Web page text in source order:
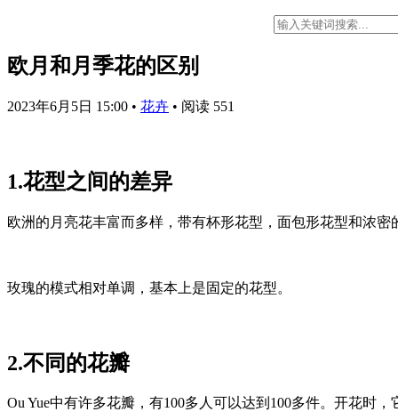
欧月和月季花的区别
2023年6月5日 15:00 • 花卉 • 阅读 551
1.花型之间的差异
欧洲的月亮花丰富而多样，带有杯形花型，面包形花型和浓密
玫瑰的模式相对单调，基本上是固定的花型。
2.不同的花瓣
Ou Yue中有许多花瓣，有100多人可以达到100多件。开花时